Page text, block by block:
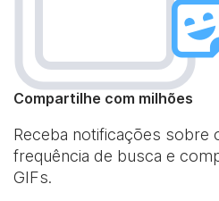
Compartilhe com milhões
Receba notificações sobre
frequência de busca e
GIFs.